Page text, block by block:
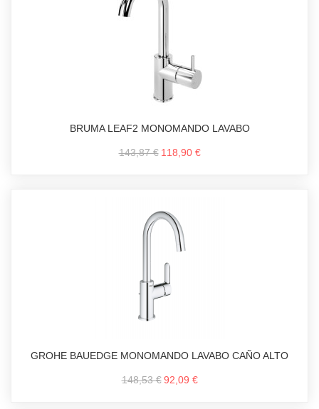
BRUMA LEAF2 MONOMANDO LAVABO
143,87 € 118,90 €
GROHE BAUEDGE MONOMANDO LAVABO CAÑO ALTO
148,53 € 92,09 €